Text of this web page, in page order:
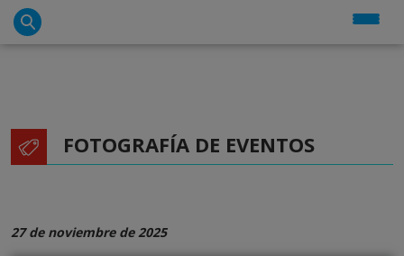
FOTOGRAFÍA DE EVENTOS
27 de noviembre de 2025